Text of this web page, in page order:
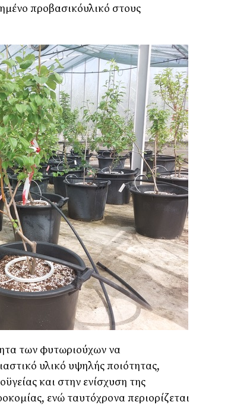
προβασικόυλικό στους
των φυτωριούχων να
υλικό υψηλής ποιότητας,
και στην ενίσχυση της
ενώ ταυτόχρονα περιορίζεται